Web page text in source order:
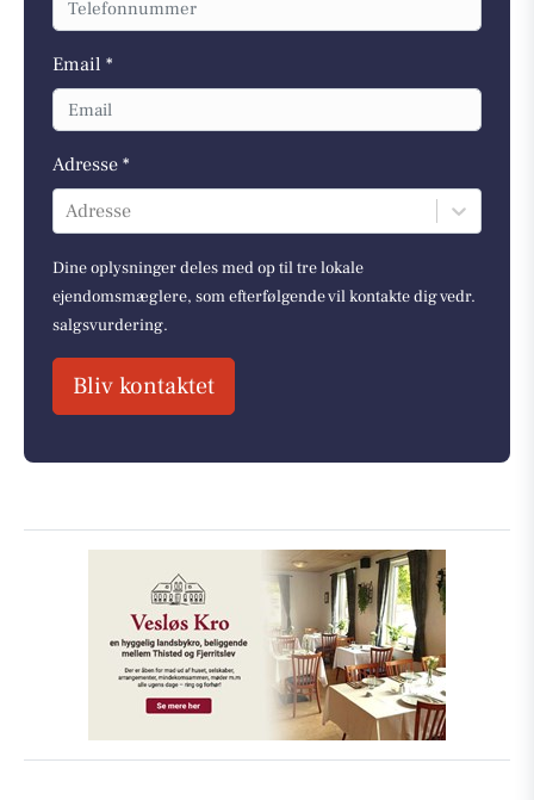
Email *
Adresse *
Adresse
Dine oplysninger deles med op til tre lokale
ejendomsmæglere, som efterfølgende vil kontakte dig vedr.
salgsvurdering.
Bliv kontaktet